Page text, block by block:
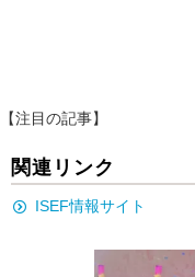
【注目の記事】
関連リンク
ISEF情報サイト